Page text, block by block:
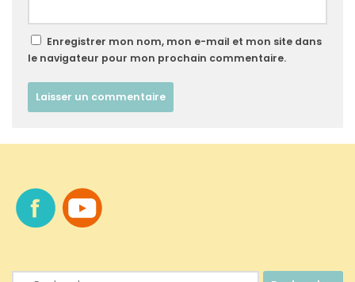
Enregistrer mon nom, mon e-mail et mon site dans
le navigateur pour mon prochain commentaire.